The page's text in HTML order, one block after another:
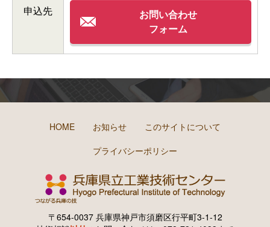
申込先
お問い合わせ
フォーム
HOME お知らせ
このサイトについて
プライバシーポリシー
〒654-0037 兵庫県神戸市須磨区行平町3-1-12